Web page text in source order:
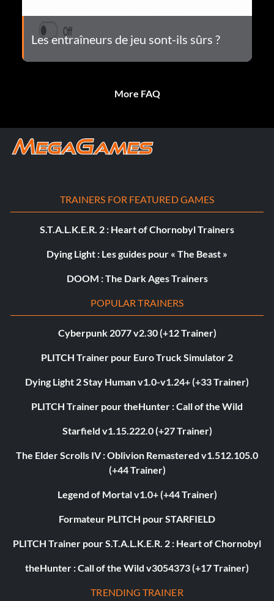
Les entraîneurs de jeu sont-ils sûrs ?
More FAQ
TRAINERS FOR FEATURED GAMES
S.T.A.L.K.E.R. 2 : Heart of Chornobyl Trainers
Dying Light : Les guides pour « The Beast »
DOOM : The Dark Ages Trainers
POPULAR TRAINERS
Cyberpunk 2077 v2.30 (+12 Trainer)
PLITCH Trainer pour Euro Truck Simulator 2
Dying Light 2 Stay Human v1.0-v1.24+ (+33 Trainer)
PLITCH Trainer pour theHunter : Call of the Wild
Starfield v1.15.222.0 (+27 Trainer)
The Elder Scrolls IV : Oblivion Remastered v1.512.105.0
(+44 Trainer)
Legend of Mortal v1.0+ (+44 Trainer)
Formateur PLITCH pour STARFIELD
PLITCH Trainer pour S.T.A.L.K.E.R. 2 : Heart of Chornobyl
theHunter : Call of the Wild v3054373 (+17 Trainer)
TRENDING TRAINER